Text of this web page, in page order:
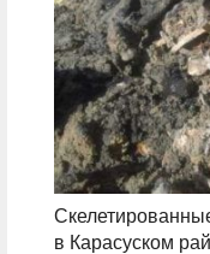
в Карасуском